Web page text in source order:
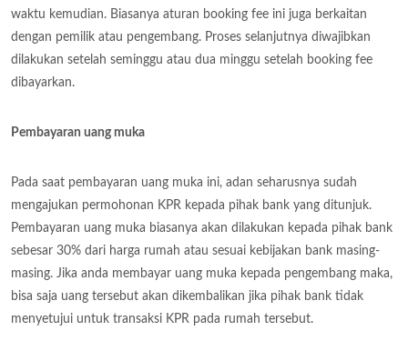
waktu kemudian. Biasanya aturan booking fee ini juga berkaitan
dengan pemilik atau pengembang. Proses selanjutnya diwajibkan
dilakukan setelah seminggu atau dua minggu setelah booking fee
dibayarkan.
Pembayaran uang muka
Pada saat pembayaran uang muka ini, adan seharusnya sudah
mengajukan permohonan KPR kepada pihak bank yang ditunjuk.
Pembayaran uang muka biasanya akan dilakukan kepada pihak bank
sebesar 30% dari harga rumah atau sesuai kebijakan bank masing-
masing. Jika anda membayar uang muka kepada pengembang maka,
bisa saja uang tersebut akan dikembalikan jika pihak bank tidak
menyetujui untuk transaksi KPR pada rumah tersebut.